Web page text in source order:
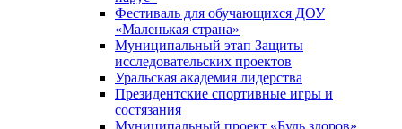
Фестиваль для обучающихся ДОУ
«Маленькая страна»
Муниципальный этап Защиты
исследовательских проектов
Уральская академия лидерства
Президентские спортивные игры и
состязания